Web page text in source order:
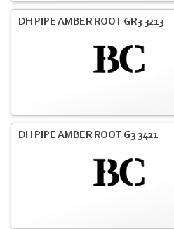
DH PIPE AMBER ROOT GR3 3213
DH PIPE AMBER ROOT G3 3421